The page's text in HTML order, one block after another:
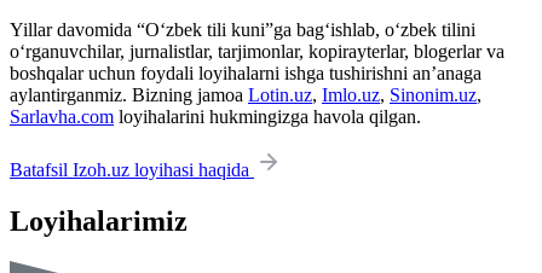
Yillar davomida “O‘zbek tili kuni”ga bag‘ishlab, o‘zbek tilini
o‘rganuvchilar, jurnalistlar, tarjimonlar, kopirayterlar, blogerlar va
boshqalar uchun foydali loyihalarni ishga tushirishni an’anaga
aylantirganmiz. Bizning jamoa Lotin.uz, Imlo.uz, Sinonim.uz,
Sarlavha.com loyihalarini hukmingizga havola qilgan.
Batafsil Izoh.uz loyihasi haqida
Loyihalarimiz